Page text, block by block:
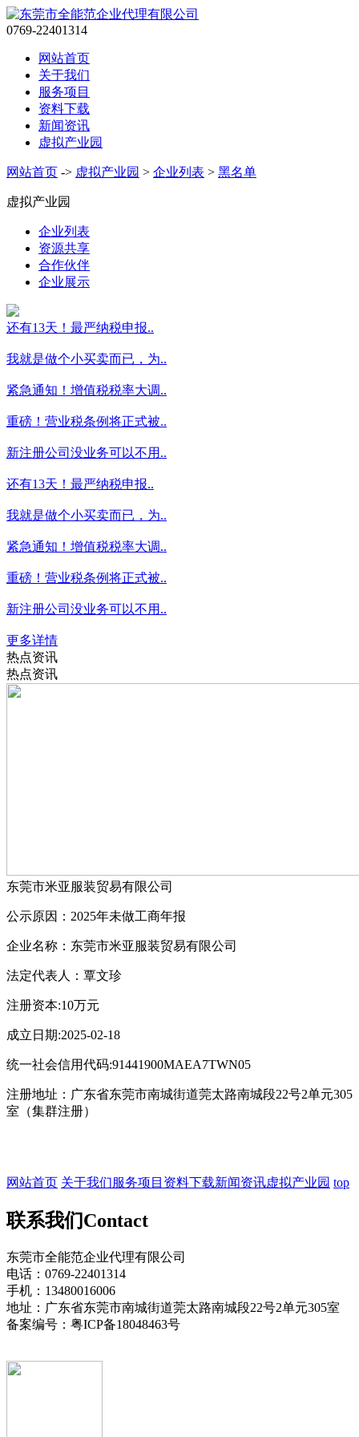
0769-22401314
网站首页
关于我们
服务项目
资料下载
新闻资讯
虚拟产业园
网站首页 -> 虚拟产业园 > 企业列表 > 黑名单
虚拟产业园
企业列表
资源共享
合作伙伴
企业展示
还有13天！最严纳税申报..
我就是做个小买卖而已，为..
紧急通知！增值税税率大调..
重磅！营业税条例将正式被..
新注册公司没业务可以不用..
还有13天！最严纳税申报..
我就是做个小买卖而已，为..
紧急通知！增值税税率大调..
重磅！营业税条例将正式被..
新注册公司没业务可以不用..
更多详情
热点资讯
热点资讯
东莞市米亚服装贸易有限公司
公示原因：2025年未做工商年报
企业名称：东莞市米亚服装贸易有限公司
法定代表人：覃文珍
注册资本:10万元
成立日期:2025-02-18
统一社会信用代码:91441900MAEA7TWN05
注册地址：广东省东莞市南城街道莞太路南城段22号2单元305
室（集群注册）
网站首页 关于我们服务项目 资料下载新闻资讯虚拟产业园 top
联系我们Contact
东莞市全能范企业代理有限公司
电话：0769-22401314
手机：13480016006
地址：广东省东莞市南城街道莞太路南城段22号2单元305室
备案编号：粤ICP备18048463号